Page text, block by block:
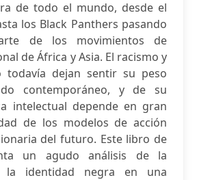
de todo el mundo, desde el
los Black Panthers pasando
de los movimientos de
de África y Asia. El racismo y
todavía dejan sentir su peso
contemporáneo, y de su
intelectual depende en gran
de los modelos de acción
del futuro. Este libro de
un agudo análisis de la
la identidad negra en una